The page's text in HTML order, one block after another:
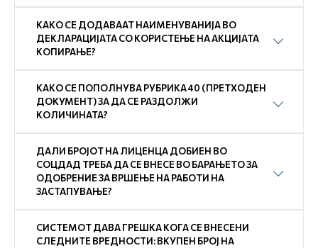
КАКО СЕ ДОДАВААТ НАИМЕНУВАНИЈА ВО
ДЕКЛАРАЦИЈАТА СО КОРИСТЕЊЕ НА АКЦИЈАТА
КОПИРАЊЕ?
КАКО СЕ ПОПОЛНУВА РУБРИКА 40 (ПРЕТХОДЕН
ДОКУМЕНТ) ЗА ДА СЕ РАЗДОЛЖИ
КОЛИЧИНАТА?
ДАЛИ БРОЈОТ НА ЛИЦЕНЦА ДОБИЕН ВО
СОЦДАД ТРЕБА ДА СЕ ВНЕСЕ ВО БАРАЊЕТО ЗА
ОДОБРЕНИЕ ЗА ВРШЕЊЕ НА РАБОТИ НА
ЗАСТАПУВАЊЕ?
СИСТЕМОТ ДАВА ГРЕШКА КОГА СЕ ВНЕСЕНИ
СЛЕДНИТЕ ВРЕДНОСТИ: ВКУПЕН БРОЈ НА